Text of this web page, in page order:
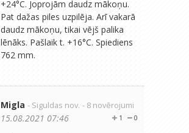
+24°C. Joprojām daudz mākoņu.
Pat dažas piles uzpilēja. Arī vakarā
daudz mākoņu, tikai vējš palika
lēnāks. Pašlaik t. +16°C. Spiediens
762 mm.
Migla - Siguldas nov. - 8 novērojumi
0
1
15.08.2021 07:46